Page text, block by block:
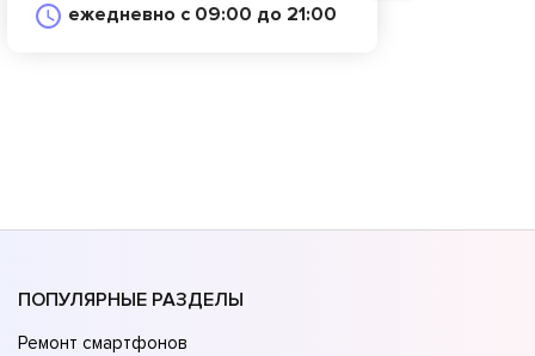
ежедневно с 09:00 до 21:00
ПОПУЛЯРНЫЕ РАЗДЕЛЫ
Ремонт смартфонов